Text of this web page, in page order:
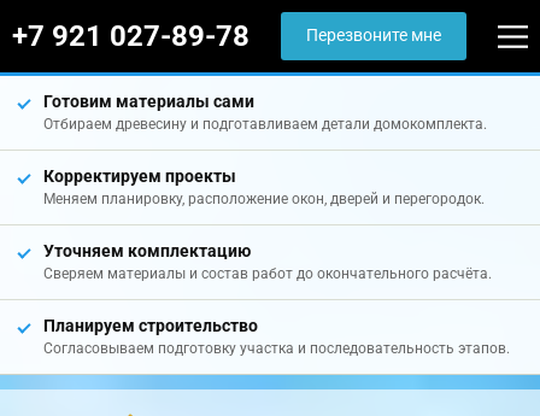
+7 921 027-89-78 Перезвоните мне
Готовим материалы сами
Отбираем древесину и подготавливаем детали домокомплекта.
Корректируем проекты
Меняем планировку, расположение окон, дверей и перегородок.
Уточняем комплектацию
Сверяем материалы и состав работ до окончательного расчёта.
Планируем строительство
Согласовываем подготовку участка и последовательность этапов.